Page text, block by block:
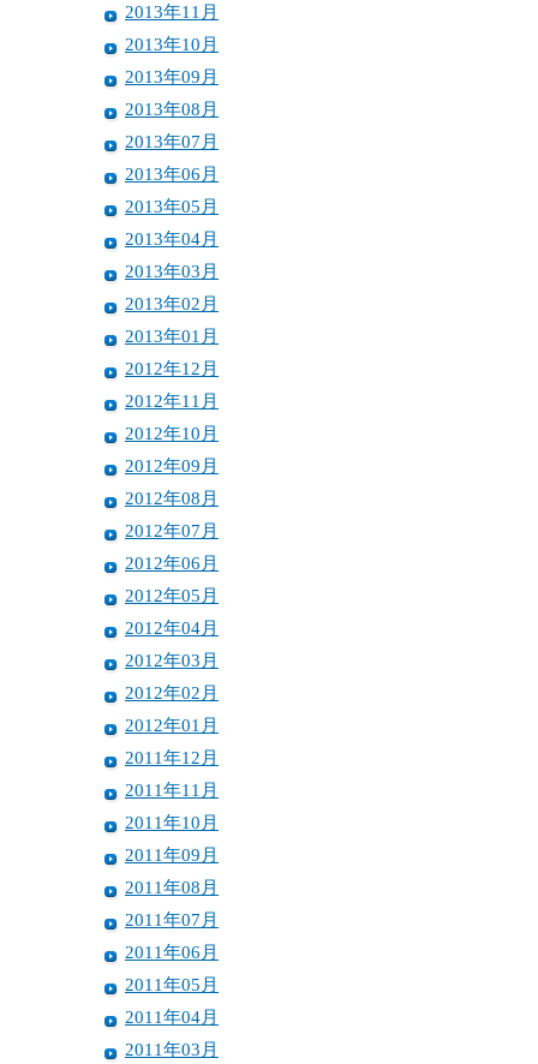
2013年11月
2013年10月
2013年09月
2013年08月
2013年07月
2013年06月
2013年05月
2013年04月
2013年03月
2013年02月
2013年01月
2012年12月
2012年11月
2012年10月
2012年09月
2012年08月
2012年07月
2012年06月
2012年05月
2012年04月
2012年03月
2012年02月
2012年01月
2011年12月
2011年11月
2011年10月
2011年09月
2011年08月
2011年07月
2011年06月
2011年05月
2011年04月
2011年03月